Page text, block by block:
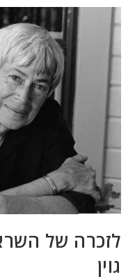
לזכרה של
גוין